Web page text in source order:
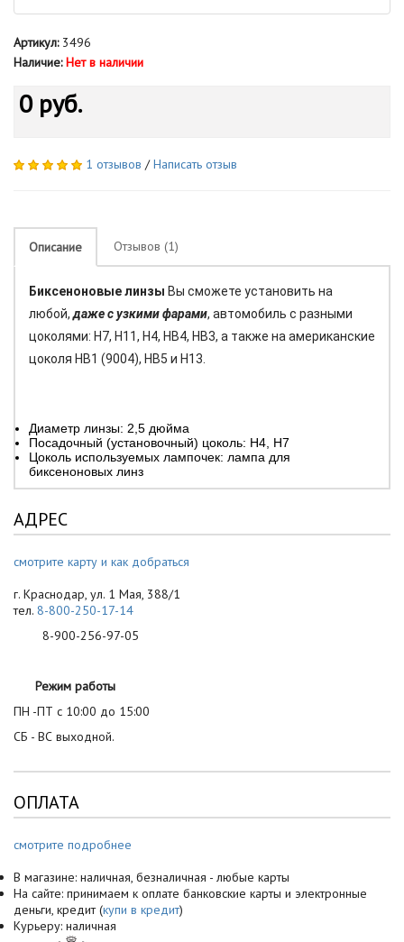
Артикул:3496
Наличие: Нет в наличии
0 руб.
1 отзывов /Написать отзыв
Описание Отзывов (1)
Биксеноновые линзы Вы сможете установить на
любой,даже с узкими фарами, автомобиль с разными
цоколями: Н7, Н11, Н4, НВ4, НВ3, а также на американские
цоколя HB1 (9004), HB5 и H13.
Диаметр линзы: 2,5 дюйма
Посадочный (установочный) цоколь: H4, H7
Цоколь используемых лампочек: лампа для
биксеноновых линз
АДРЕС
смотрите карту и как добраться
г. Краснодар, ул. 1 Мая, 388/1
тел. 8-800-250-17-14
8-900-256-97-05
Режим работы
ПН -ПТ с 10:00 до 15:00
СБ - ВС выходной.
ОПЛАТА
смотрите подробнее
В магазине: наличная, безналичная - любые карты
На сайте: принимаем к оплате банковские карты и электронные
деньги, кредит (купи в кредит)
Курьеру: наличная